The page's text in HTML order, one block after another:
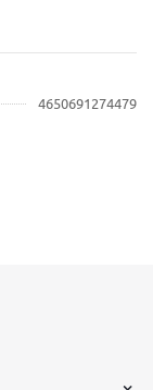
4650691274479